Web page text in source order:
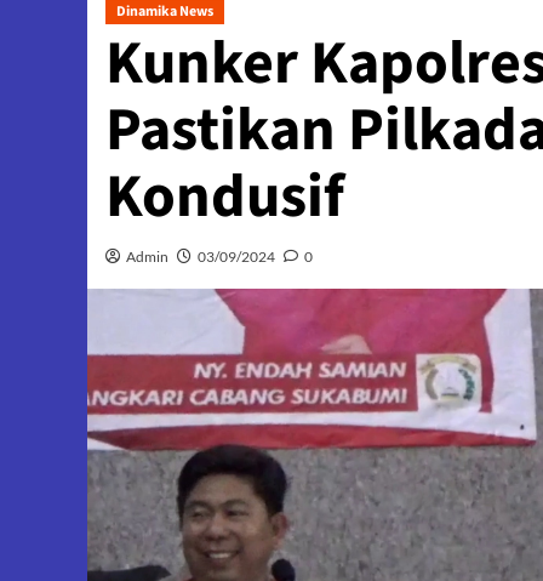
Dinamika News
Kunker
Pastikan
Kondusif
Admin 03/09/2024 0